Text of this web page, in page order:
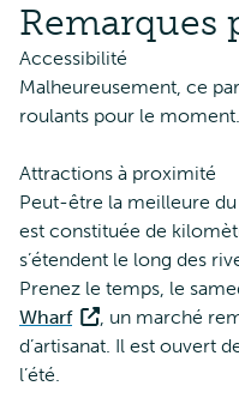
Remarques
Accessibilité
Malheureusement, ce
roulants pour le moment.
Attractions à proximité
Peut-être la meilleure
est constituée de
s’étendent le long des
Prenez le temps, le
Wharf
, un marché
d’artisanat. Il est ouvert
l’été.